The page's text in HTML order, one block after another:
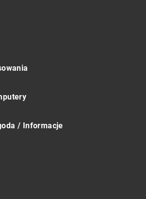
/ Informacje